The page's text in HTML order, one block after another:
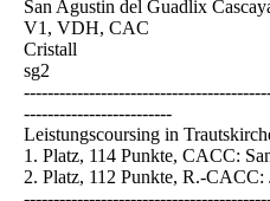
San Agustin del Guadlix
V1, VDH, CAC
Cristall
sg2
-------------------------
Leistungscoursing in
1. Platz, 114 Punkte, CACC:
2. Platz, 112 Punkte, R.-CACC: